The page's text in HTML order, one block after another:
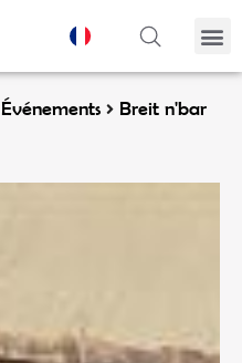
Événements Breit n'bar